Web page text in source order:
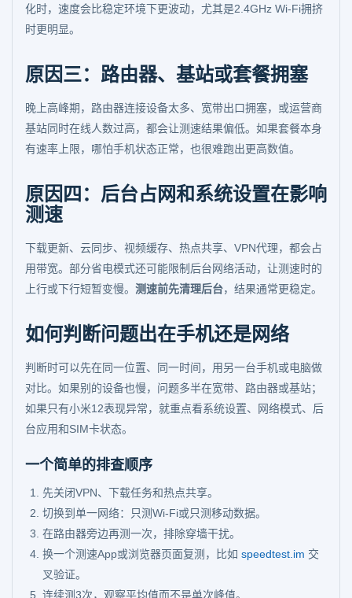
化时，速度会比稳定环境下更波动，尤其是2.4GHz Wi-Fi拥挤
时更明显。
原因三：路由器、基站或套餐拥塞
晚上高峰期，路由器连接设备太多、宽带出口拥塞，或运营商
基站同时在线人数过高，都会让测速结果偏低。如果套餐本身
有速率上限，哪怕手机状态正常，也很难跑出更高数值。
原因四：后台占网和系统设置在影响
测速
下载更新、云同步、视频缓存、热点共享、VPN代理，都会占
用带宽。部分省电模式还可能限制后台网络活动，让测速时的
上行或下行短暂变慢。 测速前先清理后台，结果通常更稳定。
如何判断问题出在手机还是网络
判断时可以先在同一位置、同一时间，用另一台手机或电脑做
对比。如果别的设备也慢，问题多半在宽带、路由器或基站；
如果只有小米12表现异常，就重点看系统设置、网络模式、后
台应用和SIM卡状态。
一个简单的排查顺序
先关闭VPN、下载任务和热点共享。
切换到单一网络：只测Wi-Fi或只测移动数据。
在路由器旁边再测一次，排除穿墙干扰。
换一个测速App或浏览器页面复测，比如 speedtest.im 交
叉验证。
连续测3次，观察平均值而不是单次峰值。